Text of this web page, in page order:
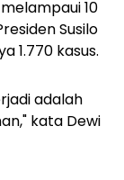
10
Susilo
1.770 kasus.
adalah
kata Dewi